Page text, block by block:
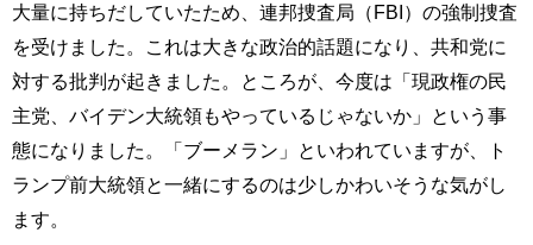
大量に持ちだしていたため、連邦捜査局（FBI）の強制捜査
を受けました。これは大きな政治的話題になり、共和党に
対する批判が起きました。ところが、今度は「現政権の民
主党、バイデン大統領もやっているじゃないか」という事
態になりました。「ブーメラン」といわれていますが、ト
ランプ前大統領と一緒にするのは少しかわいそうな気がし
ます。